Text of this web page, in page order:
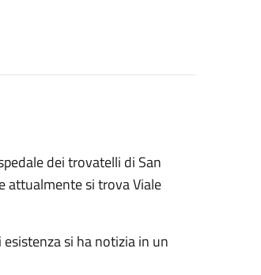
dei trovatelli di San
attualmente si trova Viale
si ha notizia in un